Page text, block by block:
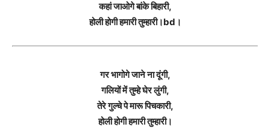
कहां जाओगे बांके बिहारी,
होली होगी हमारी तुम्हारी।bd।
गर भागोगे जाने ना दूंगी,
गलियों में तुम्हे घेर लुंगी,
तेरे गुल्चे पे मारू पिचकारी,
होली होगी हमारी तुम्हारी।